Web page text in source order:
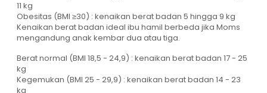
11 kg
Obesitas (BMI ≥30) : kenaikan berat badan 5 hingga 9 kg
Kenaikan berat badan ideal ibu hamil berbeda jika Moms
mengandung anak kembar dua atau tiga.
Berat normal (BMI 18,5 - 24,9) : kenaikan berat badan 17 - 25
kg
Kegemukan (BMI 25 - 29,9) : kenaikan berat badan 14 - 23
kg